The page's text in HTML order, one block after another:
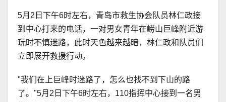
5月2日下午6时左右，青岛市救生协会队员林仁政接
到中心打来的电话，一对男女青年在崂山巨峰附近游
玩时不慎迷路，此时天色越来越暗，林仁政和队员们
立即展开救援行动。
"我们在上巨峰时迷路了，怎么也找不到下山的路
了。"5月2日下午6时左右，110指挥中心接到一名男